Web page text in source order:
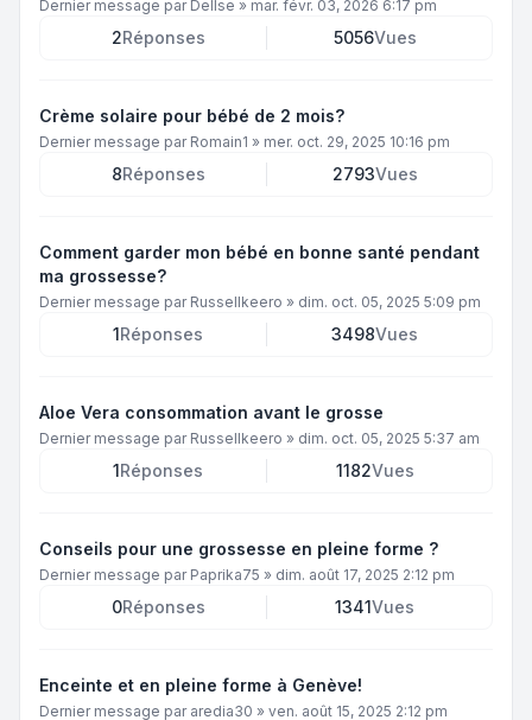
Dernier message par DelIse » mar. févr. 03, 2026 6:17 pm
2Réponses 5056Vues
Crème solaire pour bébé de 2 mois?
Dernier message par Romain1 » mer. oct. 29, 2025 10:16 pm
8Réponses 2793Vues
Comment garder mon bébé en bonne santé pendant
ma grossesse?
Dernier message par Russellkeero » dim. oct. 05, 2025 5:09 pm
1Réponses 3498Vues
Aloe Vera consommation avant le grosse
Dernier message par Russellkeero » dim. oct. 05, 2025 5:37 am
1Réponses 1182Vues
Conseils pour une grossesse en pleine forme ?
Dernier message par Paprika75 » dim. août 17, 2025 2:12 pm
0Réponses 1341Vues
Enceinte et en pleine forme à Genève!
Dernier message par aredia30 » ven. août 15, 2025 2:12 pm